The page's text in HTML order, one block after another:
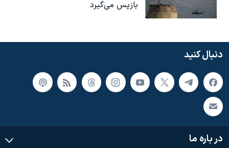
بازپس می‌گیرد
دنبال کنید
در باره ما